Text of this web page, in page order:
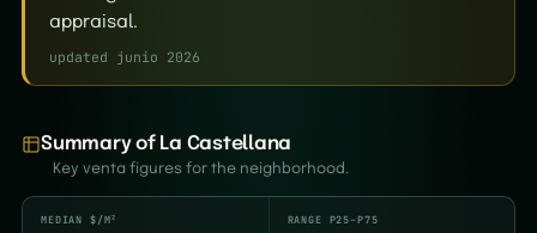
appraisal.
updated junio 2026
Summary of La Castellana
Key venta figures for the neighborhood.
MEDIAN $/M² RANGE P25–P75